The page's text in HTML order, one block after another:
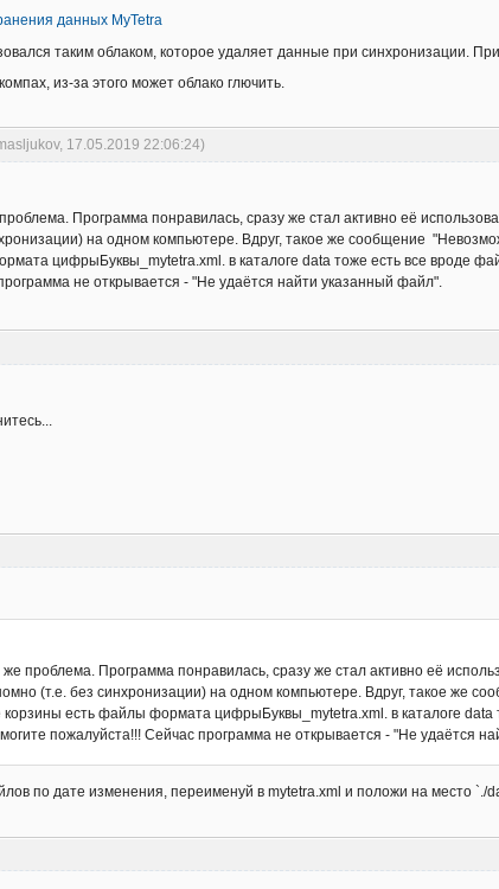
данных MyTetra
таким облаком, которое удаляет данные при синхронизации.
из-за этого может облако глючить.
17.05.2019 22:06:24)
Программа понравилась, сразу же стал активно её
на одном компьютере. Вдруг, такое же сообщение
цифрыБуквы_mytetra.xml. в каталоге data тоже есть все вроде
не открывается - "Не удаётся найти указанный файл".
проблема. Программа понравилась, сразу же стал активно её
(т.е. без синхронизации) на одном компьютере. Вдруг, такое же
корзины есть файлы формата цифрыБуквы_mytetra.xml. в каталоге
пожалуйста!!! Сейчас программа не открывается - "Не удаётся
по дате изменения, переименуй в mytetra.xml и положи на место `./